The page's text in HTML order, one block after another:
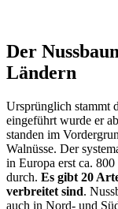
Der
Ländern
Ursprünglich stammt
eingeführt wurde er
standen im
Walnüsse. Der
in Europa erst ca.
durch. Es gibt 20
verbreitet sind.
auch in Nord- und